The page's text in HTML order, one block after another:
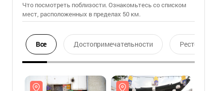
Что посмотреть поблизости. Ознакомьтесь со списком
мест, расположенных в пределах 50 км.
Все Достопримечательности Ресторан